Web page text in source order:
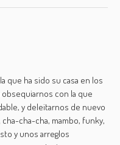
que ha sido su casa en los
con la que
y deleitarnos de nuevo
cha-cha, mambo, funky,
y unos arreglos